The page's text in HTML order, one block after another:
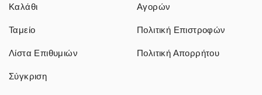
Καλάθι
Ταμείο
Λίστα Επιθυμιών
Σύγκριση
Αγορών
Πολιτική Επιστροφών
Πολιτική Απορρήτου